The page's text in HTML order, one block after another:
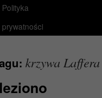
Polityka
prywatności
krzywa Laffera